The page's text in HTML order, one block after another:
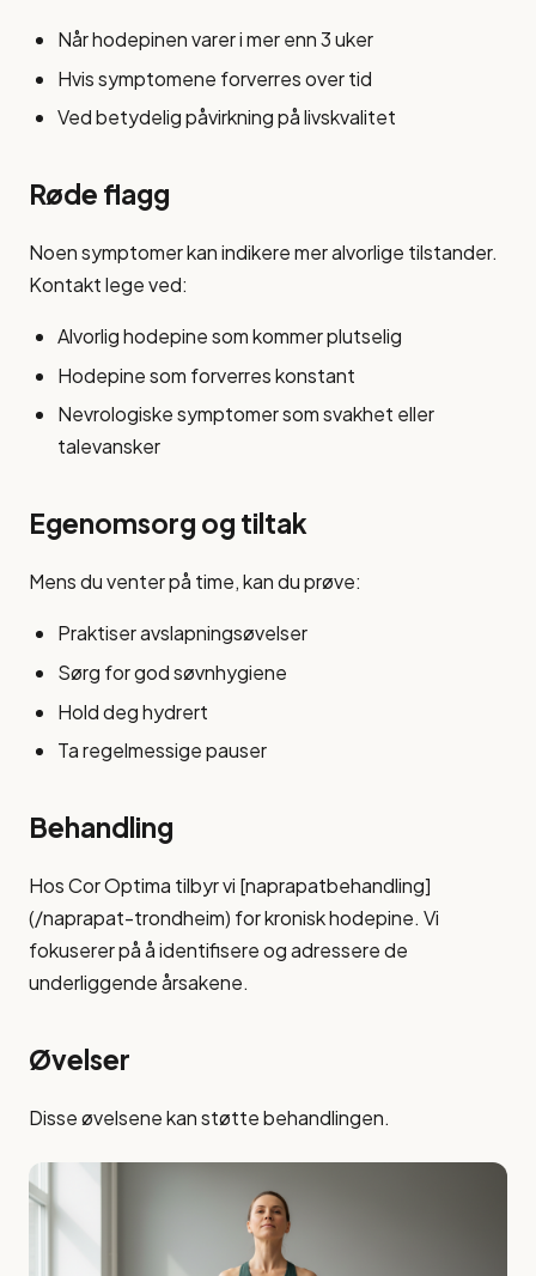
Når hodepinen varer i mer enn 3 uker
Hvis symptomene forverres over tid
Ved betydelig påvirkning på livskvalitet
Røde flagg
Noen symptomer kan indikere mer alvorlige tilstander.
Kontakt lege ved:
Alvorlig hodepine som kommer plutselig
Hodepine som forverres konstant
Nevrologiske symptomer som svakhet eller
talevansker
Egenomsorg og tiltak
Mens du venter på time, kan du prøve:
Praktiser avslapningsøvelser
Sørg for god søvnhygiene
Hold deg hydrert
Ta regelmessige pauser
Behandling
Hos Cor Optima tilbyr vi [naprapatbehandling]
(/naprapat-trondheim) for kronisk hodepine. Vi
fokuserer på å identifisere og adressere de
underliggende årsakene.
Øvelser
Disse øvelsene kan støtte behandlingen.